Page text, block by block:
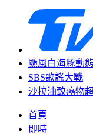
颱風白海豚動態
SBS歌謠大戰
沙拉油致癌物
首頁
即時